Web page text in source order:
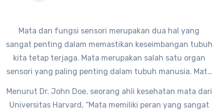
Mata dan fungsi sensori merupakan dua hal yang
sangat penting dalam memastikan keseimbangan tubuh
kita tetap terjaga. Mata merupakan salah satu organ
sensori yang paling penting dalam tubuh manusia. Mata
membantu dalam menjaga keseimbangan tubuh kita.
Menurut Dr. John Doe, seorang ahli kesehatan mata dari
Universitas Harvard, “Mata memiliki peran yang sangat